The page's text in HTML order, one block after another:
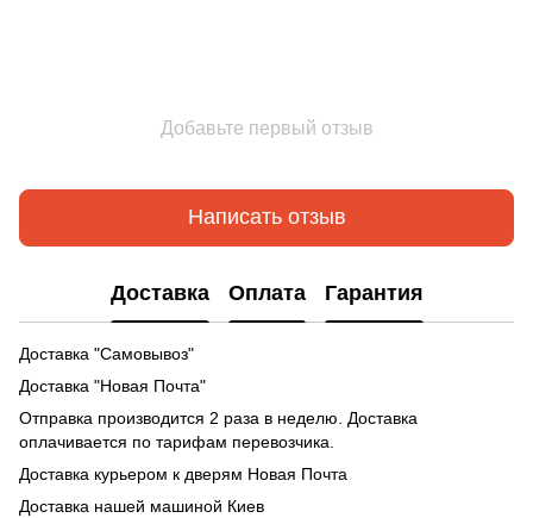
Добавьте первый отзыв
Написать отзыв
Доставка Оплата Гарантия
Доставка "Самовывоз"
Доставка "Новая Почта"
Отправка производится 2 раза в неделю. Доставка
оплачивается по тарифам перевозчика.
Доставка курьером к дверям Новая Почта
Доставка нашей машиной Киев